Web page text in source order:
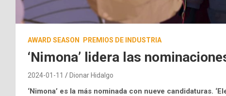
AWARD SEASON PREMIOS DE INDUSTRIA
‘Nimona’ lidera las
2024-01-11 Dionar Hidalgo
‘Nimona’ es la más nominada con nueve candidaturas.